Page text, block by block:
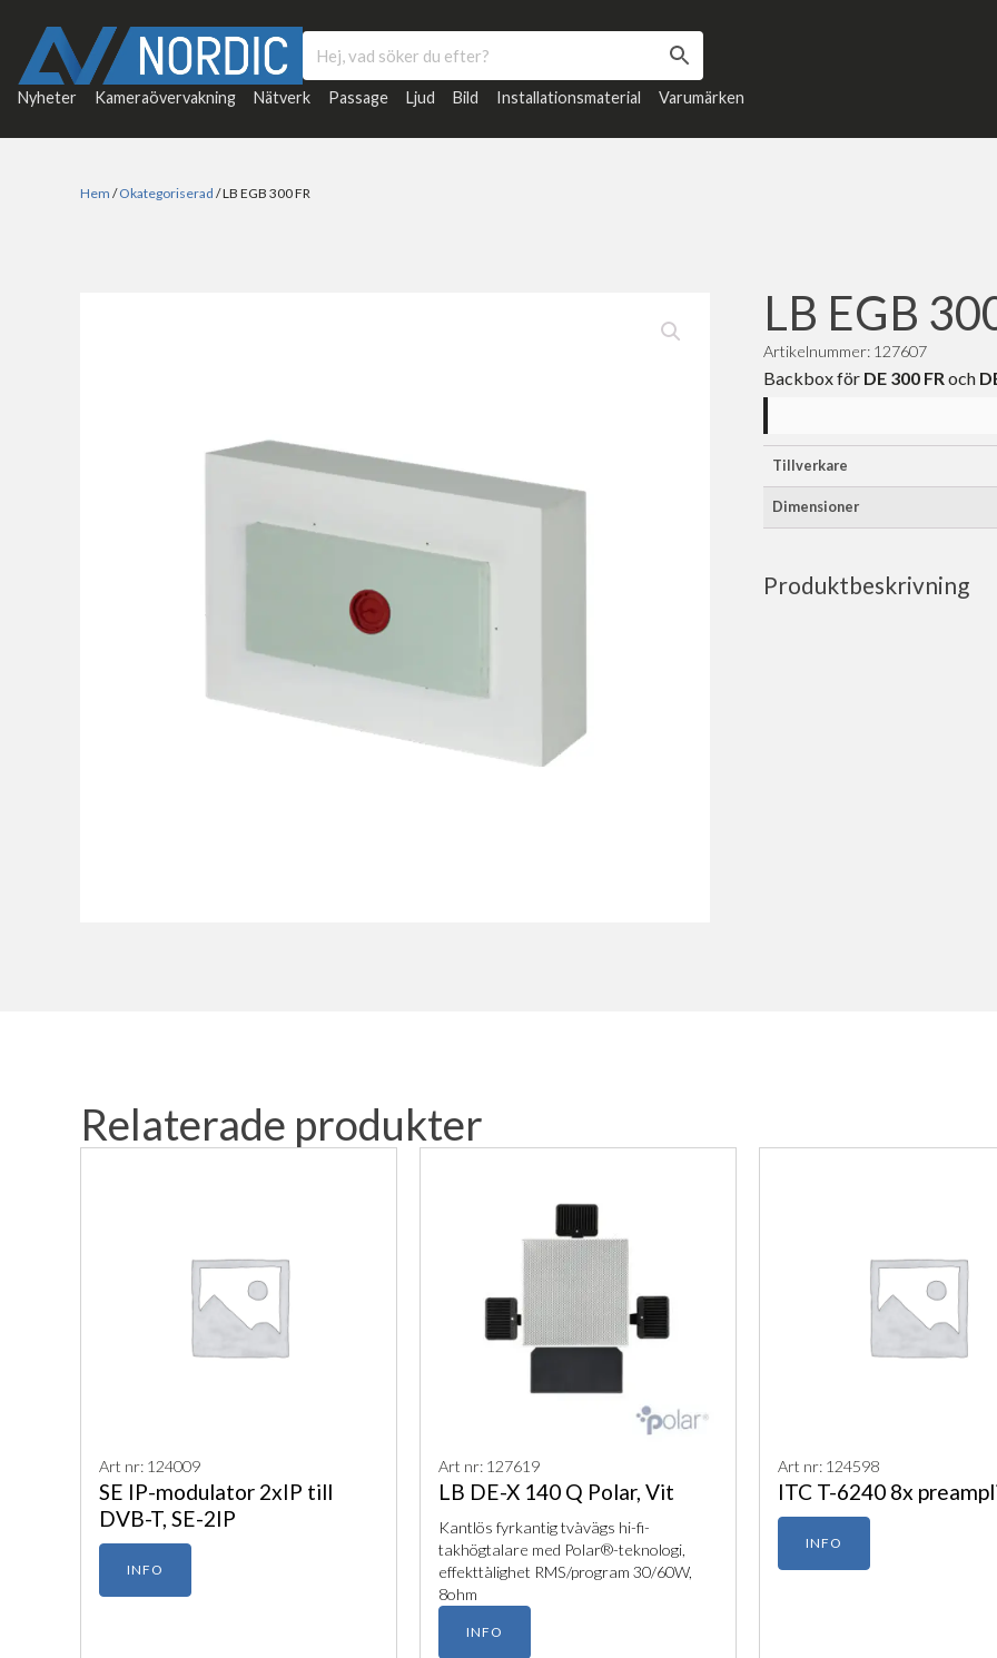
Nyheter Kameraövervakning Nätverk Passage Ljud Bild Installationsmaterial Varumärken
Hem /Okategoriserad / LB EGB 300 FR
LB EGB
Artikelnummer: 127607
Backbox för DE 300 FRoch
Tillverkare
Dimensioner
Produktbeskrivning
Relaterade produkter
Art nr: 124009
SE IP-modulator 2xIP till
DVB-T, SE-2IP
INFO
Art nr: 127619
LB DE-X 140 Q Polar, Vit
Kantlös fyrkantig tvåvägs hi-fi-
takhögtalare med Polar®-teknologi,
effekttålighet RMS/program 30/60W,
8ohm
INFO
Art nr: 124598
ITC T-6240 8x
INFO